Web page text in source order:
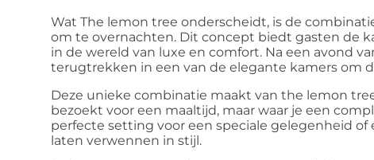
Wat The lemon tree onderscheidt, is de
om te overnachten. Dit concept biedt gasten de
in de wereld van luxe en comfort. Na een avond
terugtrekken in een van de elegante kamers om
Deze unieke combinatie maakt van the lemon
bezoekt voor een maaltijd, maar waar je een
perfecte setting voor een speciale gelegenheid
laten verwennen in stijl.